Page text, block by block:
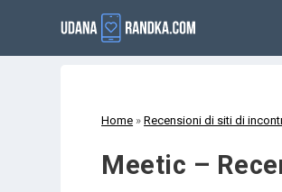
Home »Recensioni di siti di
Meetic –